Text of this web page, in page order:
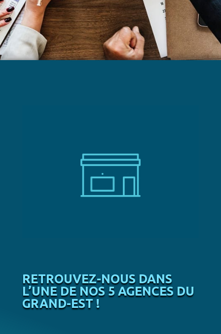
RETROUVEZ-NOUS DANS
L’UNE DE NOS 5 AGENCES DU
GRAND-EST !